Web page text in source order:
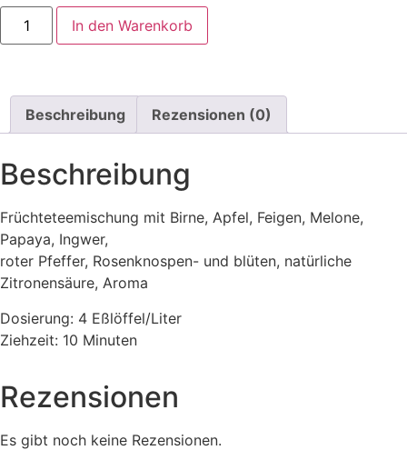
In den Warenkorb
Beschreibung Rezensionen (0)
Beschreibung
Früchteteemischung mit Birne, Apfel, Feigen, Melone,
Papaya, Ingwer,
roter Pfeffer, Rosenknospen- und blüten, natürliche
Zitronensäure, Aroma
Dosierung: 4 Eßlöffel/Liter
Ziehzeit: 10 Minuten
Rezensionen
Es gibt noch keine Rezensionen.